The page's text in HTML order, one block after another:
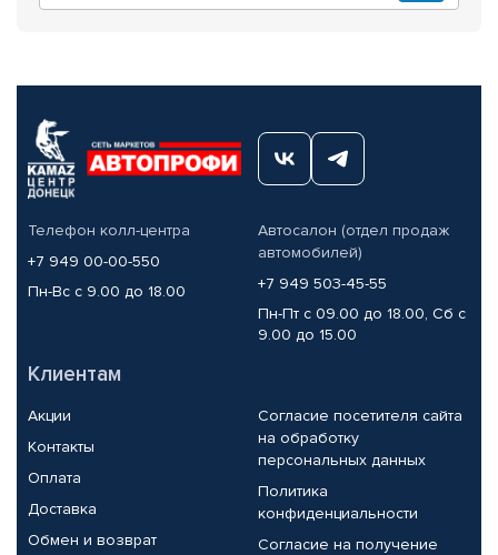
Телефон колл-центра
+7 949 00-00-550
Пн-Вс с 9.00 до 18.00
Автосалон (отдел продаж
автомобилей)
+7 949 503-45-55
Пн-Пт с 09.00 до 18.00, Сб с
9.00 до 15.00
Клиентам
Акции
Контакты
Оплата
Доставка
Обмен и возврат
Согласие посетителя сайта
на обработку
персональных данных
Политика
конфиденциальности
Согласие на получение